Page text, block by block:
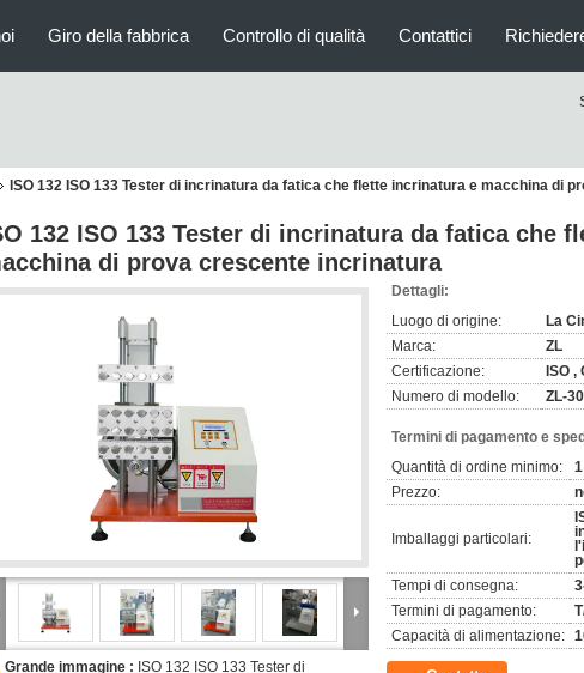
Giro della fabbrica Controllo di qualità Contattici
ISO 132 ISO 133 Tester di incrinatura da fatica che flette incrinatura e macchina di
132 ISO 133 Tester di incrinatura da fatica che
di prova crescente incrinatura
Grande immagine : ISO 132 ISO 133 Tester di
Dettagli:
Luogo di origine:
La
Marca:
ZL
Certificazione:
ISO ,
Numero di modello:
ZL-
Termini di pagamento e
Quantità di ordine minimo:
Prezzo:
Imballaggi particolari:
Tempi di consegna:
Termini di pagamento:
Capacità di alimentazione: